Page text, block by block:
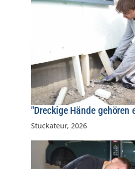
"Dreckige Hände gehören
Stuckateur, 2026